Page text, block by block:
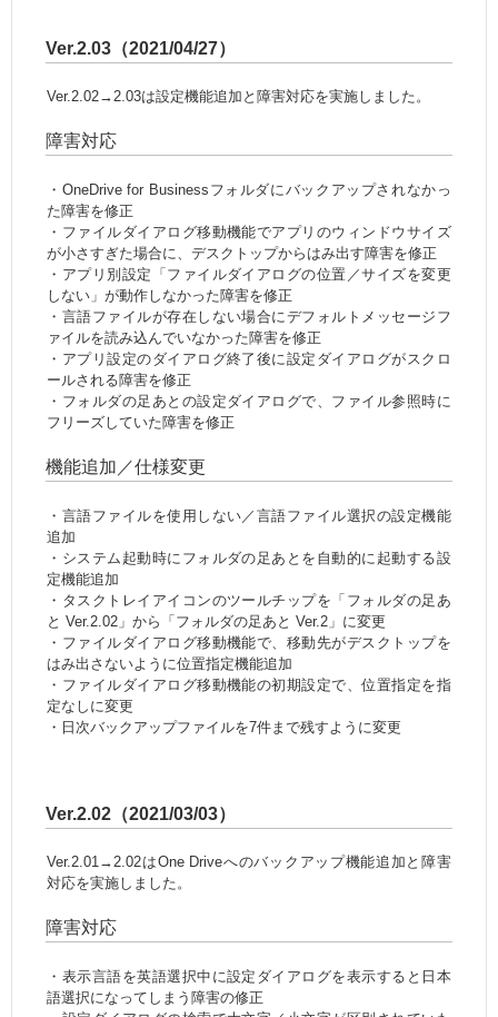
Ver.2.03（2021/04/27）
Ver.2.02→2.03は設定機能追加と障害対応を実施しました。
障害対応
・OneDrive for Businessフォルダにバックアップされなかっ
た障害を修正
・ファイルダイアログ移動機能でアプリのウィンドウサイズ
が小さすぎた場合に、デスクトップからはみ出す障害を修正
・アプリ別設定「ファイルダイアログの位置／サイズを変更
しない」が動作しなかった障害を修正
・言語ファイルが存在しない場合にデフォルトメッセージフ
ァイルを読み込んでいなかった障害を修正
・アプリ設定のダイアログ終了後に設定ダイアログがスクロ
ールされる障害を修正
・フォルダの足あとの設定ダイアログで、ファイル参照時に
フリーズしていた障害を修正
機能追加／仕様変更
・言語ファイルを使用しない／言語ファイル選択の設定機能
追加
・システム起動時にフォルダの足あとを自動的に起動する設
定機能追加
・タスクトレイアイコンのツールチップを「フォルダの足あ
と Ver.2.02」から「フォルダの足あと Ver.2」に変更
・ファイルダイアログ移動機能で、移動先がデスクトップを
はみ出さないように位置指定機能追加
・ファイルダイアログ移動機能の初期設定で、位置指定を指
定なしに変更
・日次バックアップファイルを7件まで残すように変更
Ver.2.02（2021/03/03）
Ver.2.01→2.02はOne Driveへのバックアップ機能追加と障害
対応を実施しました。
障害対応
・表示言語を英語選択中に設定ダイアログを表示すると日本
語選択になってしまう障害の修正